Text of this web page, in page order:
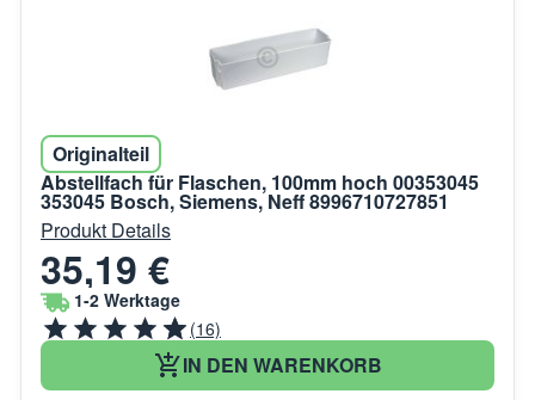
Originalteil
Abstellfach für Flaschen, 100mm hoch 00353045
353045 Bosch, Siemens, Neff 8996710727851
Produkt Details
35,19 €
1-2 Werktage
(16)
IN DEN WARENKORB